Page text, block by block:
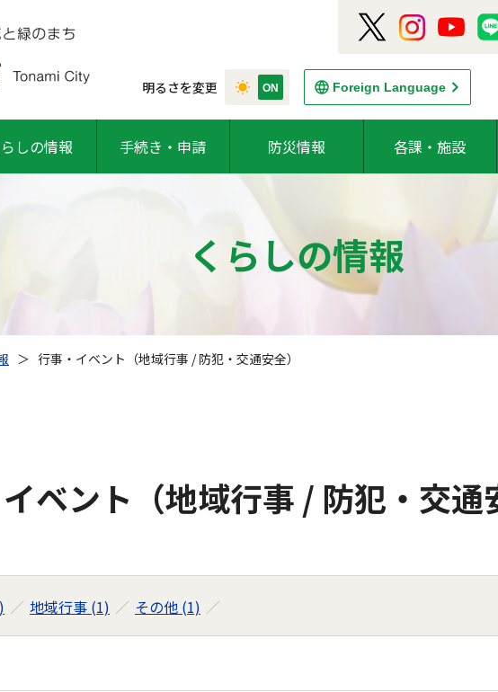
明るさを変更 Foreign Language
しの情報 手続き・申請 防災情報 各課・施設
くらしの情報
＞ 行事・イベント（地域行事 / 防犯・交通安全）
ベント（地域行事 / 防犯・交通
地域行事 (1) その他 (1)